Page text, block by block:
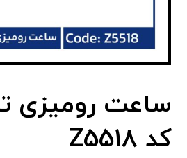
ساعت رومیزی
کد Z5518